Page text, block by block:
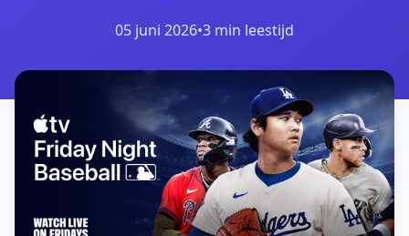
05 juni 2026•3 min leestijd